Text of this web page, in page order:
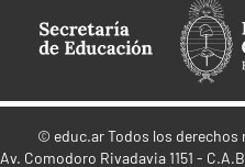
© educ.arTodos los derechos
Av. Comodoro Rivadavia 1151 -